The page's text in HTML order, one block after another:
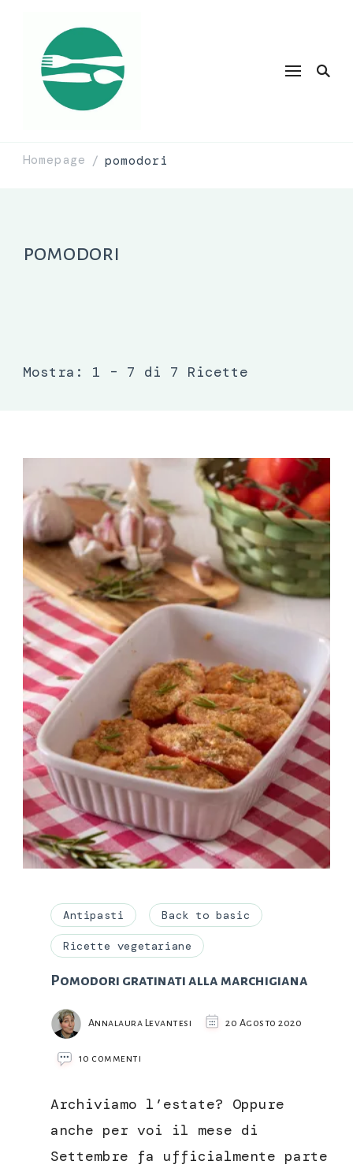
Homepage / pomodori
pomodori
Mostra: 1 – 7 di 7 Ricette
Antipasti Back to basic
Ricette vegetariane
Pomodori gratinati alla marchigiana
Annalaura Levantesi 20 Agosto 2020
10 commenti
alla
marchigiana
Archiviamo l’estate? Oppure
anche per voi il mese di
Settembre fa ufficialmente parte